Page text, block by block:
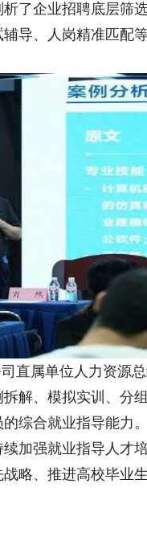
了企业招聘底层筛
导、人岗精准匹配
直属单位人力资源
解、模拟实训、分
综合就业指导能力
加强就业指导人才
略、推进高校毕业